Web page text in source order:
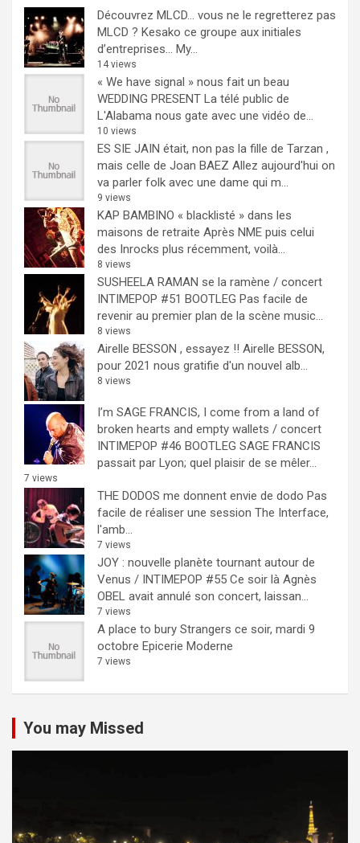
Découvrez MLCD… vous ne le regretterez pas
MLCD ? Kesako ce groupe aux initiales
d’entreprises… My...
14 views
« We have signal » nous fait un beau
WEDDING PRESENT La télé public de
L'Alabama nous gate avec une vidéo de...
10 views
ES SIE JAIN était, non pas la fille de Tarzan ,
mais celle de Joan BAEZ Allez aujourd'hui on
va parler folk avec une dame qui m...
9 views
KAP BAMBINO « blacklisté » dans les
maisons de retraite Après NME puis celui
des Inrocks plus récemment, voilà...
8 views
SUSHEELA RAMAN se la ramène / concert
INTIMEPOP #51 BOOTLEG Pas facile de
revenir au premier plan de la scène music...
8 views
Airelle BESSON , essayez !! Airelle BESSON,
pour 2021 nous gratifie d'un nouvel alb...
8 views
I’m SAGE FRANCIS, I come from a land of
broken hearts and empty wallets / concert
INTIMEPOP #46 BOOTLEG SAGE FRANCIS
passait par Lyon; quel plaisir de se mêler...
7 views
THE DODOS me donnent envie de dodo Pas
facile de réaliser une session The Interface,
l'amb...
7 views
JOY : nouvelle planète tournant autour de
Venus / INTIMEPOP #55 Ce soir là Agnès
OBEL avait annulé son concert, laissan...
7 views
A place to bury Strangers ce soir, mardi 9
octobre Epicerie Moderne
7 views
You may Missed